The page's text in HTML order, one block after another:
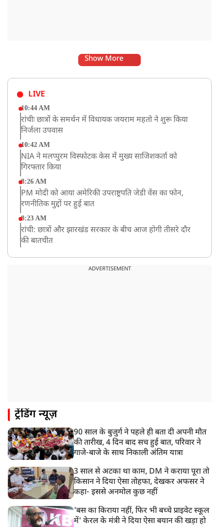
Show More
LIVE
10:44 AM
रांचीः छात्रों के समर्थन में विधायक जयराम महतो ने शुरू किया
निर्जला उपवास
10:42 AM
NIA ने मलप्पुरम विस्फोटक केस में मुख्य साजिशकर्ता को
गिरफ्तार किया
8:26 AM
PM मोदी को आया अमेरिकी उपराष्ट्रपति जेडी वेंस का फोन,
रणनीतिक मुद्दों पर हुई बात
8:23 AM
रांची: छात्रों और झारखंड सरकार के बीच आज होगी तीसरे दौर
की बातचीत
देशभर में आज से 'हर घर तिरंगा' अभियान, सीएम योगी लखनऊ
ADVERTISEMENT
ट्रेंडिंग न्यूज़
90 साल के बुजुर्ग ने पहले ही बता दी अपनी मौत
की तारीख, 4 दिन बाद सच हुई बात, परिवार ने
गाजे-बाजे के साथ निकाली अंतिम यात्रा
3 साल से अटका था काम, DM ने कराया पूरा तो
किसान ने दिया ऐसा तोहफा, देखकर अफसर ने
कहा- इससे अनमोल कुछ नहीं
'बस का किराया नहीं, फिर भी बच्चे प्राइवेट स्कूल
में' केरल के मंत्री ने दिया ऐसा बयान की खड़ा हो